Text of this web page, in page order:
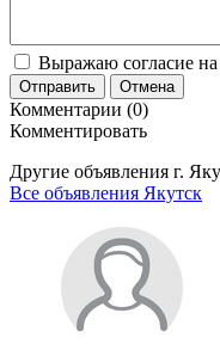
Выражаю согласие
Отправить Отмена
Комментарии (0)
Комментировать
Другие объявления г.
Все объявления Якутск